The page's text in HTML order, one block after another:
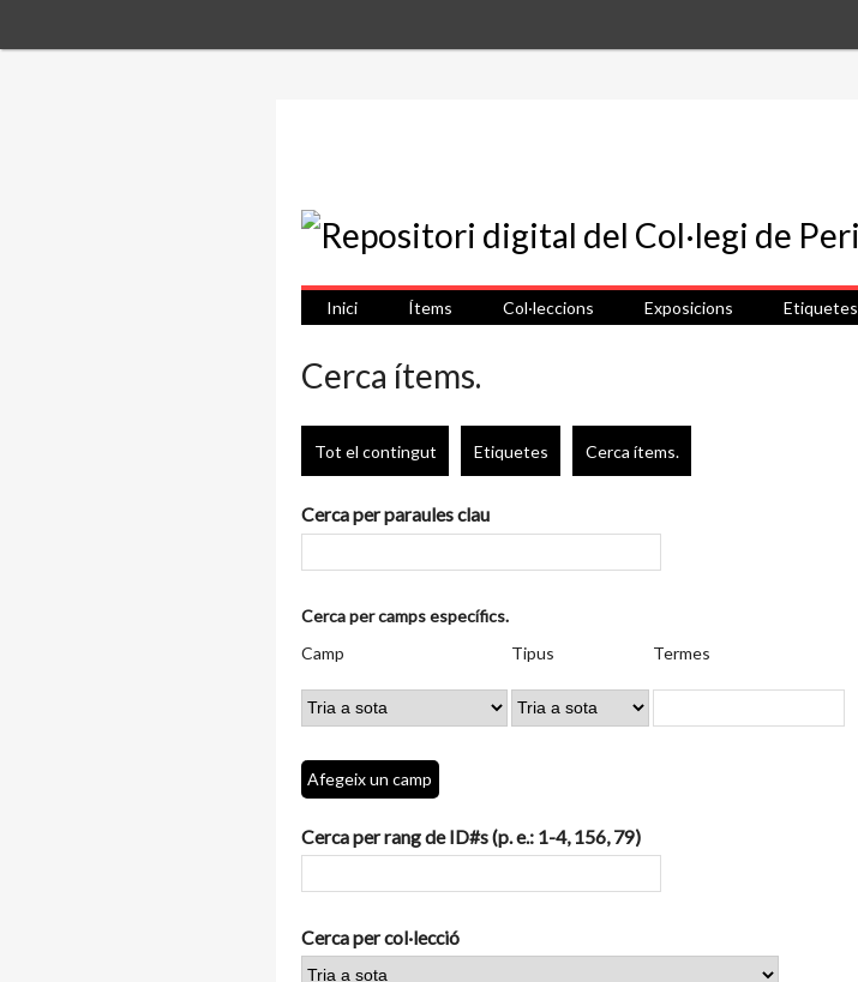
Inici Ítems Col·leccions Exposicions Etiquetes
Cerca ítems.
Tot el contingut Etiquetes Cerca ítems.
Cerca per paraules clau
Nombre
files
a
"Cerca
camps
específics.":
Cerca per camps específics.
de
cerca
de
cerca
de
cerca
Joiner
Camp Tipus Termes
Afegeix un camp
Cerca per rang de ID#s (p. e.: 1-4, 156, 79)
Cerca per col·lecció